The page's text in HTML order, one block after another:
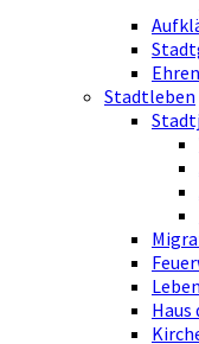
Stadtleben
Haus